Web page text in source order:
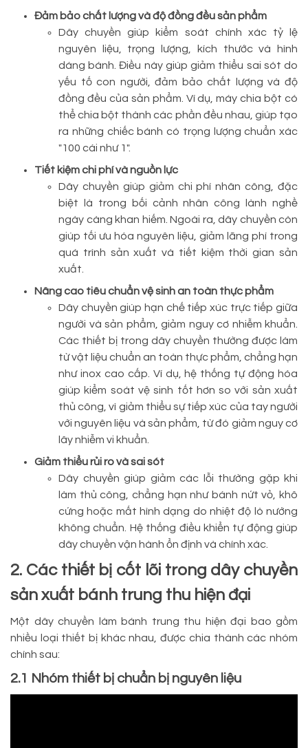
Đảm bảo chất lượng và độ đồng đều sản phẩm
Dây chuyền giúp kiểm soát chính xác tỷ lệ
nguyên liệu, trọng lượng, kích thước và hình
dáng bánh. Điều này giúp giảm thiểu sai sót do
yếu tố con người, đảm bảo chất lượng và độ
đồng đều của sản phẩm. Ví dụ, máy chia bột có
thể chia bột thành các phần đều nhau, giúp tạo
ra những chiếc bánh có trọng lượng chuẩn xác
"100 cái như 1".
Tiết kiệm chi phí và nguồn lực
Dây chuyền giúp giảm chi phí nhân công, đặc
biệt là trong bối cảnh nhân công lành nghề
ngày càng khan hiếm. Ngoài ra, dây chuyền còn
giúp tối ưu hóa nguyên liệu, giảm lãng phí trong
quá trình sản xuất và tiết kiệm thời gian sản
xuất.
Nâng cao tiêu chuẩn vệ sinh an toàn thực phẩm
Dây chuyền giúp hạn chế tiếp xúc trực tiếp giữa
người và sản phẩm, giảm nguy cơ nhiễm khuẩn.
Các thiết bị trong dây chuyền thường được làm
từ vật liệu chuẩn an toàn thực phẩm, chẳng hạn
như inox cao cấp. Ví dụ, hệ thống tự động hóa
giúp kiểm soát vệ sinh tốt hơn so với sản xuất
thủ công, vì giảm thiểu sự tiếp xúc của tay người
với nguyên liệu và sản phẩm, từ đó giảm nguy cơ
lây nhiễm vi khuẩn.
Giảm thiểu rủi ro và sai sót
Dây chuyền giúp giảm các lỗi thường gặp khi
làm thủ công, chẳng hạn như bánh nứt vỏ, khô
cứng hoặc mất hình dạng do nhiệt độ lò nướng
không chuẩn. Hệ thống điều khiển tự động giúp
dây chuyền vận hành ổn định và chính xác.
2. Các thiết bị cốt lõi trong dây chuyền
sản xuất bánh trung thu hiện đại
Một dây chuyền làm bánh trung thu hiện đại bao gồm
nhiều loại thiết bị khác nhau, được chia thành các nhóm
chính sau:
2.1 Nhóm thiết bị chuẩn bị nguyên liệu